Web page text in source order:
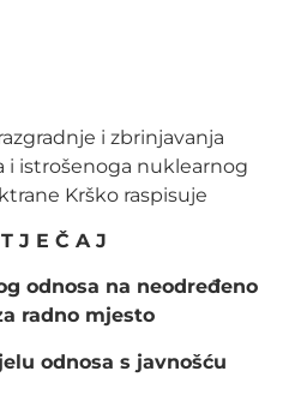
i zbrinjavanja
i istrošenoga nuklearnog
Krško raspisuje
J E Č A J
odnosa na neodređeno
radno mjesto
odnosa s javnošću